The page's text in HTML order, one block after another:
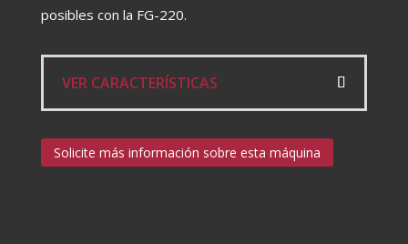
posibles con la FG-220.
VER CARACTERÍSTICAS
Solicite más información sobre esta máquina